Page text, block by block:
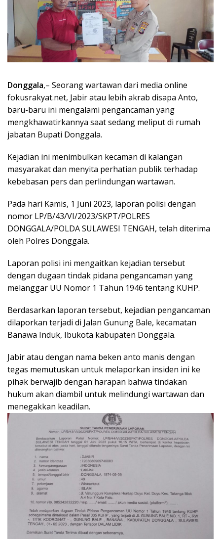
Donggala,– Seorang wartawan dari media online
fokusrakyat.net, Jabir atau lebih akrab disapa Anto,
baru-baru ini mengalami pengancaman yang
mengkhawatirkannya saat sedang meliput di rumah
jabatan Bupati Donggala.
Kejadian ini menimbulkan kecaman di kalangan
masyarakat dan menyita perhatian publik terhadap
kebebasan pers dan perlindungan wartawan.
Pada hari Kamis, 1 Juni 2023, laporan polisi dengan
nomor LP/B/43/VI/2023/SKPT/POLRES
DONGGALA/POLDA SULAWESI TENGAH, telah diterima
oleh Polres Donggala.
Laporan polisi ini mengaitkan kejadian tersebut
dengan dugaan tindak pidana pengancaman yang
melanggar UU Nomor 1 Tahun 1946 tentang KUHP.
Berdasarkan laporan tersebut, kejadian pengancaman
dilaporkan terjadi di Jalan Gunung Bale, kecamatan
Banawa Induk, Ibukota kabupaten Donggala.
Jabir atau dengan nama beken anto manis dengan
tegas memutuskan untuk melaporkan insiden ini ke
pihak berwajib dengan harapan bahwa tindakan
hukum akan diambil untuk melindungi wartawan dan
menegakkan keadilan.